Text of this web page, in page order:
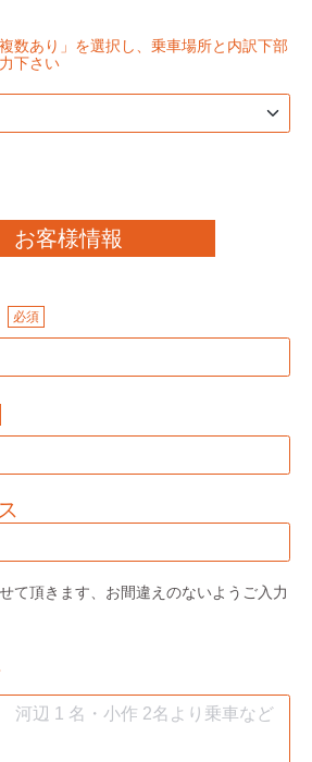
数あり」を選択し、乗車場所と内訳下部
下さい
お客様情報
必須
て頂きます、お間違えのないようご入力